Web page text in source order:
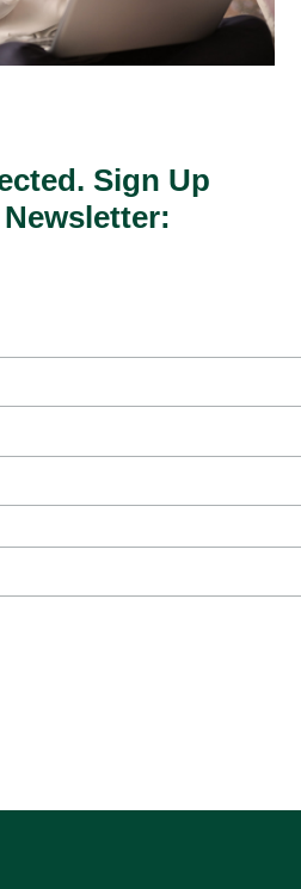
Sign Up